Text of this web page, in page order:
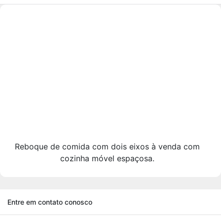
Reboque de comida com dois eixos à venda com
cozinha móvel espaçosa.
Entre em contato conosco